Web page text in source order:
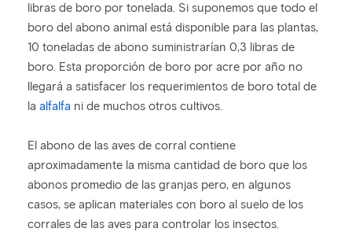
libras de boro por tonelada. Si suponemos que todo el
boro del abono animal está disponible para las plantas,
10 toneladas de abono suministrarían 0,3 libras de
boro. Esta proporción de boro por acre por año no
llegará a satisfacer los requerimientos de boro total de
la alfalfa ni de muchos otros cultivos.
El abono de las aves de corral contiene
aproximadamente la misma cantidad de boro que los
abonos promedio de las granjas pero, en algunos
casos, se aplican materiales con boro al suelo de los
corrales de las aves para controlar los insectos.